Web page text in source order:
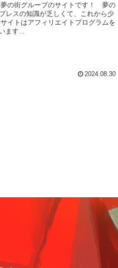
の街グループのサイトです！ 夢の
レスの知識が乏しくて、これから少
イトはアフィリエイトプログラムを
ます...
2024.08.30